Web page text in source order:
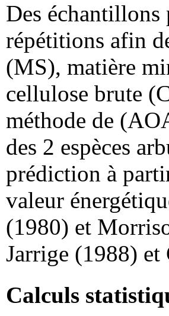
Des échantillons
répétitions afin
(MS), matière
cellulose brute
méthode de
des 2 espèces
prédiction à
valeur
(1980) et
Jarrige (1988)
Calculs